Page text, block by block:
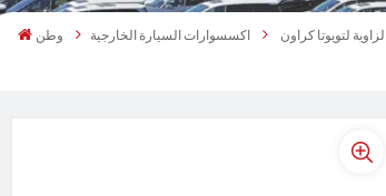
وطن اكسسوارات السيارة الخارجية